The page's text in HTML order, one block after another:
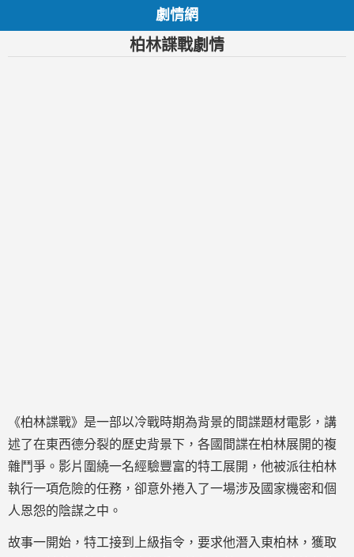
劇情網
柏林諜戰劇情
《柏林諜戰》是一部以冷戰時期為背景的間諜題材電影，講
述了在東西德分裂的歷史背景下，各國間諜在柏林展開的複
雜鬥爭。影片圍繞一名經驗豐富的特工展開，他被派往柏林
執行一項危險的任務，卻意外捲入了一場涉及國家機密和個
人恩怨的陰謀之中。
故事一開始，特工接到上級指令，要求他潛入東柏林，獲取